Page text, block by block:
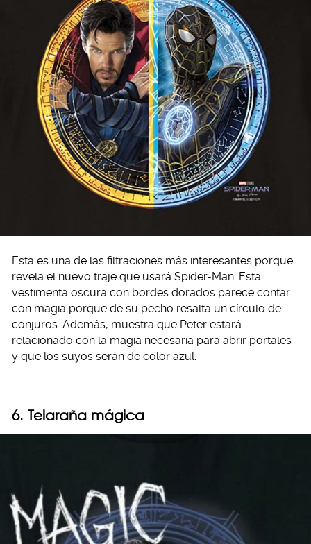
Esta es una de las filtraciones más interesantes porque
revela el nuevo traje que usará Spider-Man. Esta
vestimenta oscura con bordes dorados parece contar
con magia porque de su pecho resalta un círculo de
conjuros. Además, muestra que Peter estará
relacionado con la magia necesaria para abrir portales
y que los suyos serán de color azul.
6. Telaraña mágica